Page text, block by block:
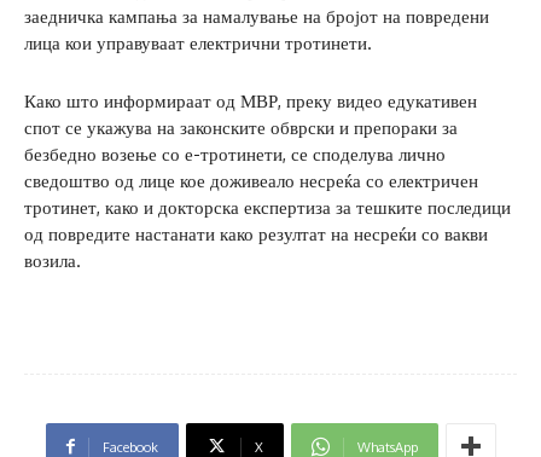
заедничка кампања за намалување на бројот на повредени
лица кои управуваат електрични тротинети.
Како што информираат од МВР, преку видео едукативен
спот се укажува на законските обврски и препораки за
безбедно возење со е-тротинети, се споделува лично
сведоштво од лице кое доживеало несреќа со електричен
тротинет, како и докторска експертиза за тешките последици
од повредите настанати како резултат на несреќи со вакви
возила.
Facebook X WhatsApp